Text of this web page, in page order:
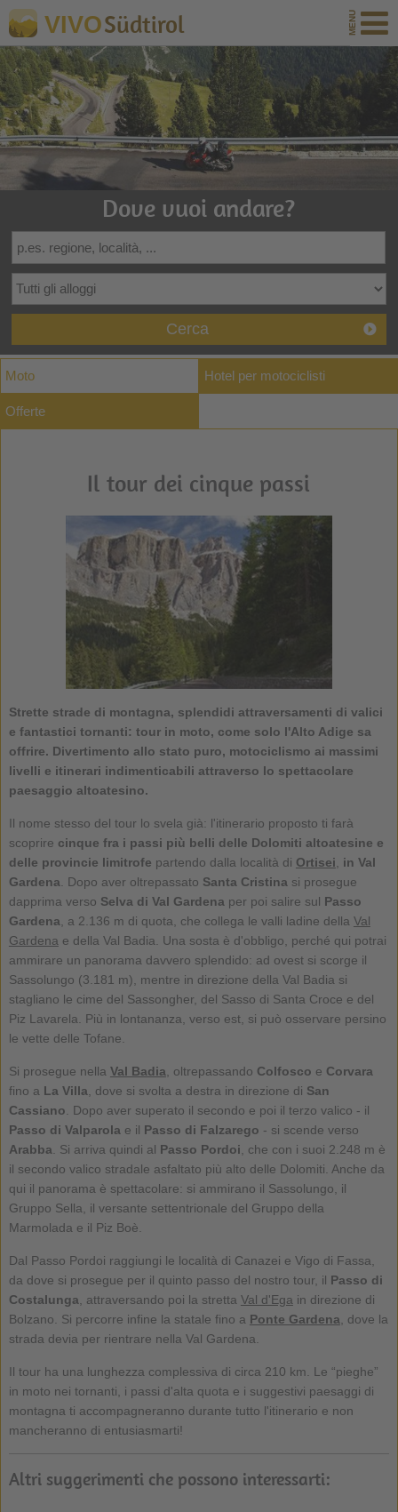
VIVOSüdtirol
Dove vuoi andare?
Cerca
Moto Hotel per motociclisti
Offerte
Il tour dei cinque passi
Strette strade di montagna, splendidi attraversamenti di valici
e fantastici tornanti: tour in moto, come solo l'Alto Adige sa
offrire. Divertimento allo stato puro, motociclismo ai massimi
livelli e itinerari indimenticabili attraverso lo spettacolare
paesaggio altoatesino.
Il nome stesso del tour lo svela già: l'itinerario proposto ti farà
scoprire cinque fra i passi più belli delle Dolomiti altoatesine e
delle provincie limitrofe partendo dalla località di Ortisei
in Val
Gardena . Dopo aver oltrepassato Santa Cristina si prosegue
dapprima verso Selva di Val Gardena per poi salire sul Passo
Gardena , a 2.136 m di quota, che collega le valli ladine della Val
Gardena e della Val Badia. Una sosta è d'obbligo, perché qui potrai
ammirare un panorama davvero splendido: ad ovest si scorge il
Sassolungo (3.181 m), mentre in direzione della Val Badia si
stagliano le cime del Sassongher, del Sasso di Santa Croce e del
Piz Lavarela. Più in lontananza, verso est, si può osservare persino
le vette delle Tofane.
Si prosegue nella Val Badia , oltrepassando Colfosco e Corvara
fino a La Villa , dove si svolta a destra in direzione di San
Cassiano . Dopo aver superato il secondo e poi il terzo valico - il
Passo di Valparola e il Passo di Falzarego - si scende verso
Arabba . Si arriva quindi al Passo Pordoi , che con i suoi 2.248 m è
il secondo valico stradale asfaltato più alto delle Dolomiti. Anche da
qui il panorama è spettacolare: si ammirano il Sassolungo, il
Gruppo Sella, il versante settentrionale del Gruppo della
Marmolada e il Piz Boè.
Dal Passo Pordoi raggiungi le località di Canazei e Vigo di Fassa,
da dove si prosegue per il quinto passo del nostro tour, il Passo di
Costalunga , attraversando poi la stretta Val d'Ega in direzione di
Bolzano. Si percorre infine la statale fino a Ponte Gardena , dove la
strada devia per rientrare nella Val Gardena.
Il tour ha una lunghezza complessiva di circa 210 km. Le “pieghe”
in moto nei tornanti, i passi d'alta quota e i suggestivi paesaggi di
montagna ti accompagneranno durante tutto l'itinerario e non
mancheranno di entusiasmarti!
Altri suggerimenti che possono interessarti: